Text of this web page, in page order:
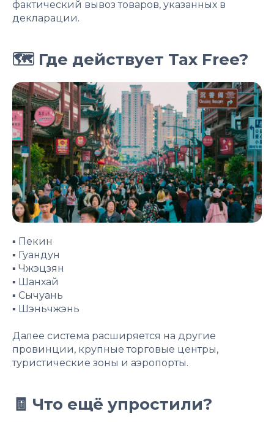
фактический вывоз товаров, указанных в
декларации.
🗺 Где действует Tax Free?
▪️ Пекин
▪️ Гуандун
▪️ Чжэцзян
▪️ Шанхай
▪️ Сычуань
▪️ Шэньчжэнь
Далее система расширяется на другие
провинции, крупные торговые центры,
туристические зоны и аэропорты.
🧾 Что ещё упростили?